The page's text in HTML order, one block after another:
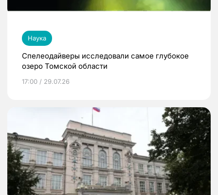
Наука
Спелеодайверы исследовали самое глубокое
озеро Томской области
17:00 / 29.07.26